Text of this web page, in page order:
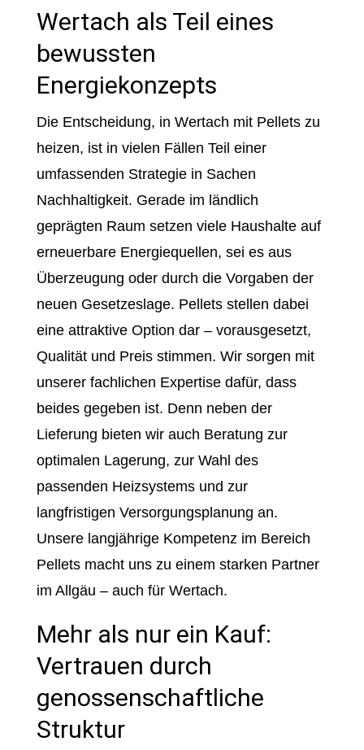
Wertach als Teil eines
bewussten
Energiekonzepts
Die Entscheidung, in Wertach mit Pellets zu
heizen, ist in vielen Fällen Teil einer
umfassenden Strategie in Sachen
Nachhaltigkeit. Gerade im ländlich
geprägten Raum setzen viele Haushalte auf
erneuerbare Energiequellen, sei es aus
Überzeugung oder durch die Vorgaben der
neuen Gesetzeslage. Pellets stellen dabei
eine attraktive Option dar – vorausgesetzt,
Qualität und Preis stimmen. Wir sorgen mit
unserer fachlichen Expertise dafür, dass
beides gegeben ist. Denn neben der
Lieferung bieten wir auch Beratung zur
optimalen Lagerung, zur Wahl des
passenden Heizsystems und zur
langfristigen Versorgungsplanung an.
Unsere langjährige Kompetenz im Bereich
Pellets macht uns zu einem starken Partner
im Allgäu – auch für Wertach.
Mehr als nur ein Kauf:
Vertrauen durch
genossenschaftliche
Struktur